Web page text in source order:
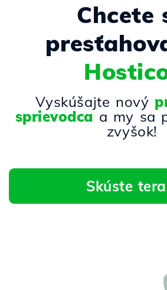
Chcete
Vyskúšajte nový
sprievodca a my sa
zvyšok!
Skúste